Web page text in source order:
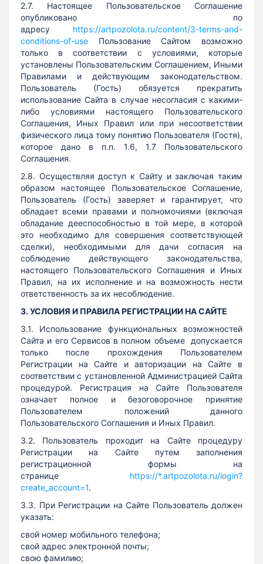
2.7. Настоящее Пользовательское Соглашение
опубликовано по
адресу https://artpozolota.ru/content/3-terms-and-
conditions-of-use Пользование Сайтом возможно
только в соответствии с условиями, которые
установлены Пользовательским Соглашением, Иными
Правилами и действующим законодательством.
Пользователь (Гость) обязуется прекратить
использование Сайта в случае несогласия с какими-
либо условиями настоящего Пользовательского
Соглашения, Иных Правил или при несоответствии
физического лица тому понятию Пользователя (Гостя),
которое дано в п.п. 1.6, 1.7 Пользовательского
Соглашения.
2.8. Осуществляя доступ к Сайту и заключая таким
образом настоящее Пользовательское Соглашение,
Пользователь (Гость) заверяет и гарантирует, что
обладает всеми правами и полномочиями (включая
обладание дееспособностью в той мере, в которой
это необходимо для совершения соответствующей
сделки), необходимыми для дачи согласия на
соблюдение действующего законодательства,
настоящего Пользовательского Соглашения и Иных
Правил, на их исполнение и на возможность нести
ответственность за их несоблюдение.
3. УСЛОВИЯ И ПРАВИЛА РЕГИСТРАЦИИ НА САЙТЕ
3.1. Использование функциональных возможностей
Сайта и его Сервисов в полном объеме допускается
только после прохождения Пользователем
Регистрации на Сайте и авторизации на Сайте в
соответствии с установленной Администрацией Сайта
процедурой. Регистрация на Сайте Пользователя
означает полное и безоговорочное принятие
Пользователем положений данного
Пользовательского Соглашения и Иных Правил.
3.2. Пользователь проходит на Сайте процедуру
Регистрации на Сайте путем заполнения
регистрационной формы на
странице https://*.artpozolota.ru/login?
create_account=1.
3.3. При Регистрации на Сайте Пользователь должен
указать:
свой номер мобильного телефона;
свой адрес электронной почты;
свою фамилию;